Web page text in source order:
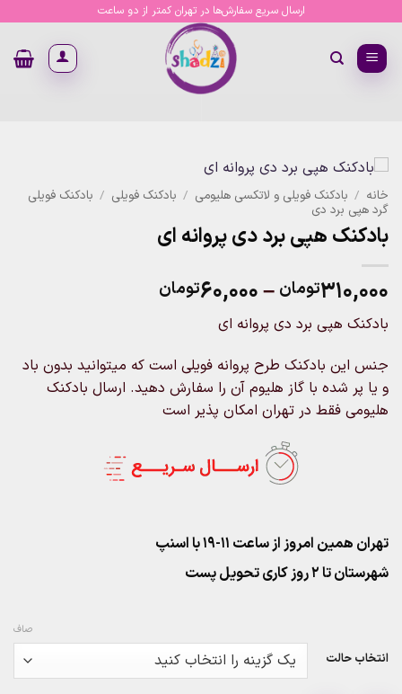
content
ارسال سریع سفارش‌ها در تهران کمتر از دو ساعت
خانه / بادکنک فویلی و لاتکسی هلیومی / بادکنک فویلی / بادکنک فویلی
گرد هپی برد دی
بادکنک هپی برد دی پروانه ای
۳۱۰,۰۰۰تومان –۶۰,۰۰۰تومان
through
۳۱۰,۰۰۰تومان
بادکنک هپی برد دی پروانه ای
جنس این بادکنک طرح پروانه فویلی است که میتوانید بدون باد
و یا پر شده با گاز هلیوم آن را سفارش دهید. ارسال بادکنک
هلیومی فقط در تهران امکان پذیر است
تهران همین امروز از ساعت ۱۱-۱۹ با اسنپ
شهرستان تا 2 روز کاری تحویل پست
انتخاب حالت
صاف